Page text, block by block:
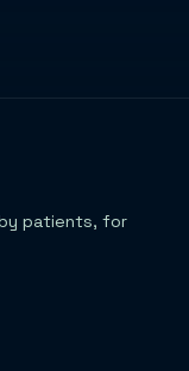
patients, for